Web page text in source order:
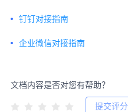
钉钉对接指南
企业微信对接指南
文档内容是否对您有帮助？
提交评分